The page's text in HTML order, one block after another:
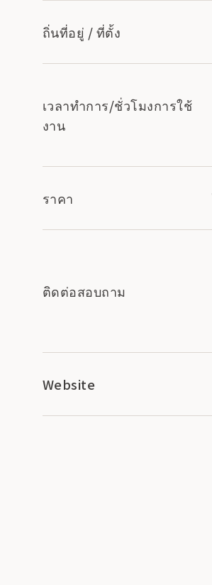
ถิ่นที่อยู่ / ที่ตั้ง
เวลาทำการ/ชั่วโมงการใช้
งาน
ราคา
ติดต่อสอบถาม
Website